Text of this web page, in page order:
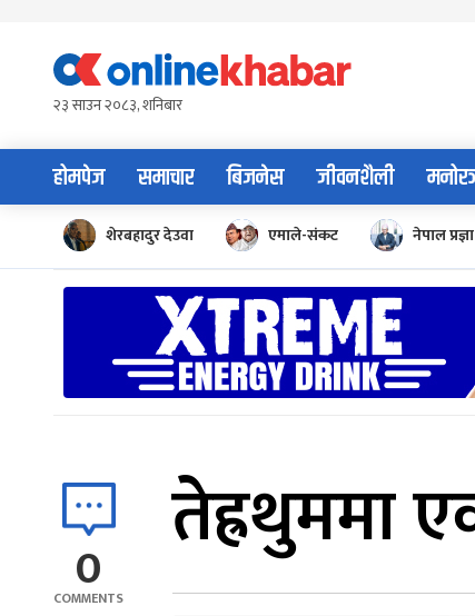
content२३ साउन २०८३, शनिबार
होमपेज समाचार बिजनेस जीवनशैली
शेरबहादुर देउवा एमाले-संकट नेपाल
0
COMMENTS
तेह्रथुममा